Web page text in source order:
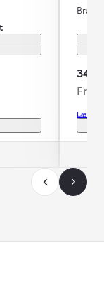
344
Läs mer